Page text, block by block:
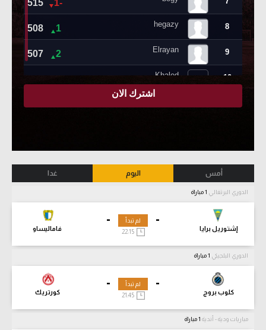
أمس اليوم غدا
الدوري البرتغالي
-
إشتوريل برايا
-
فاماليساو
لم تبدأ
22:15
الدوري البلجيكي
-
كلوب بروج
-
كورتريك
لم تبدأ
21:45
مباريات ودية - أندية